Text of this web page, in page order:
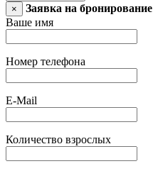
×
Заявка на бронирование
Ваше имя
Номер телефона
E-Mail
Количество взрослых